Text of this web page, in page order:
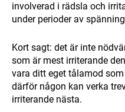
involverad i rädsla och
under perioder av
Kort sagt: det är inte
som är mest irriterande
vara ditt eget tålamod
därför någon kan verka
irriterande nästa.